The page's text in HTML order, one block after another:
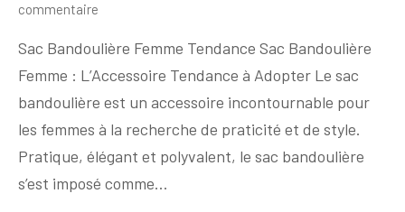
commentaire
Sac
Bandoulière
Femme
:
Accessoire
Sac Bandoulière Femme Tendance Sac Bandoulière
Femme : L’Accessoire Tendance à Adopter Le sac
bandoulière est un accessoire incontournable pour
les femmes à la recherche de praticité et de style.
Pratique, élégant et polyvalent, le sac bandoulière
s’est imposé comme…